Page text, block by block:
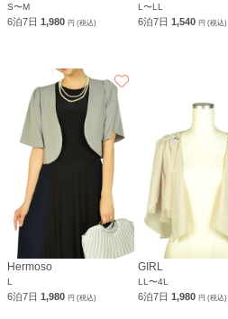
S〜M
6泊7日 1,980 円 (税込)
L〜LL
6泊7日1,540円 (税込)
Hermoso
L
6泊7日 1,980 円 (税込)
GIRL
LL〜4L
6泊7日1,980円 (税込)